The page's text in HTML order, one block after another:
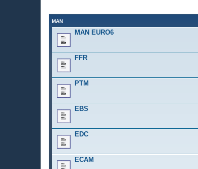
MAN
MAN EURO6
FFR
PTM
EBS
EDC
ECAM